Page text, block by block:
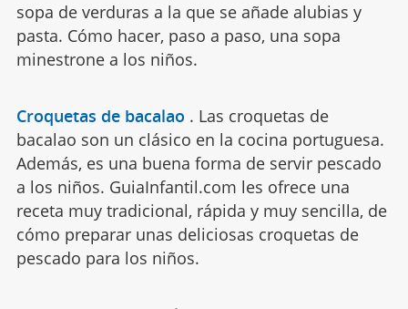
sopa de verduras a la que se añade alubias y
pasta. Cómo hacer, paso a paso, una sopa
minestrone a los niños.
Croquetas de bacalao . Las croquetas de
bacalao son un clásico en la cocina portuguesa.
Además, es una buena forma de servir pescado
a los niños. GuiaInfantil.com les ofrece una
receta muy tradicional, rápida y muy sencilla, de
cómo preparar unas deliciosas croquetas de
pescado para los niños.